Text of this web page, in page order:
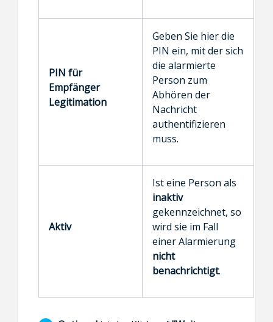
PIN für
Empfänger
Legitimation
Geben Sie hier die
PIN ein, mit der sich
die alarmierte
Person zum
Abhören der
Nachricht
authentifizieren
muss.
Aktiv
Ist eine Person als
inaktiv
gekennzeichnet, so
wird sie im Fall
einer Alarmierung
nicht
benachrichtigt.